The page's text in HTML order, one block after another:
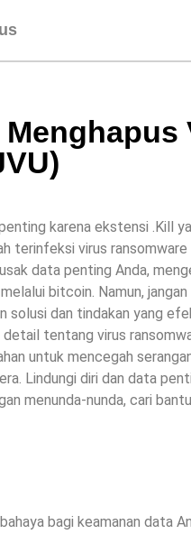
karena ekstensi .Kill
terinfeksi virus ransomware
data penting Anda,
bitcoin. Namun, jangan
solusi dan tindakan yang
tentang virus
untuk mencegah
Lindungi diri dan data
menunda-nunda, cari
bagi keamanan data